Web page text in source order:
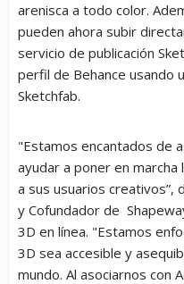
arenisca a todo color.
pueden ahora subir
servicio de publicación
perfil de Behance usando
Sketchfab.
"Estamos encantados de
ayudar a poner en
a sus usuarios creativos”,
y Cofundador de
3D en línea. "Estamos
3D sea accesible y
mundo. Al asociarnos con